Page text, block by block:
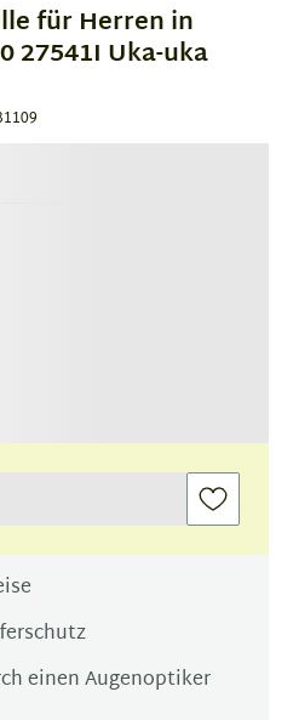
für Herren in
27541I Uka-uka
einen Augenoptiker